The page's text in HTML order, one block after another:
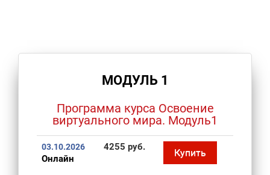
МОДУЛЬ 1
Программа курса Освоение
виртуального мира. Модуль1
03.10.2026
Онлайн
4255 руб. Купить